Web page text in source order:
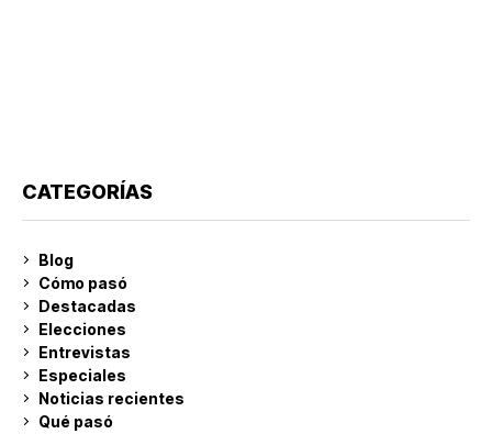
CATEGORÍAS
Blog
Cómo pasó
Destacadas
Elecciones
Entrevistas
Especiales
Noticias recientes
Qué pasó